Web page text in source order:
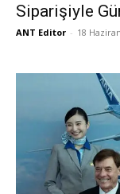
Siparişiyle
ANT Editor - 18